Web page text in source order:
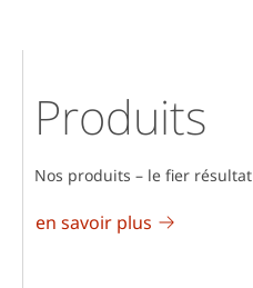
Produits
Nos produits – le fier
en savoir plus